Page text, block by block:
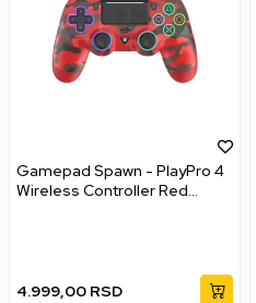
Gamepad Spawn - PlayPro 4
Wireless Controller Red
4.999,00 RSD